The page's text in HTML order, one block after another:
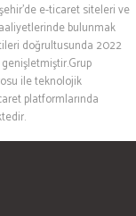
e-ticaret siteleri ve
bulunmak
doğrultusunda 2022
ile teknolojik
platformlarında